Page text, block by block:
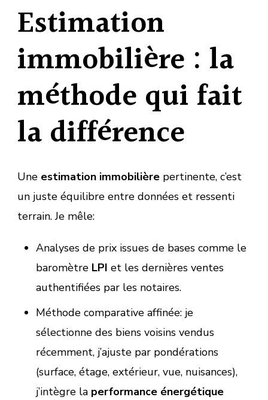
Estimation
immobilière : la
méthode qui fait
la différence
Une estimation immobilière pertinente, c’est
un juste équilibre entre données et ressenti
terrain. Je mêle:
Analyses de prix issues de bases comme le
baromètre LPI et les dernières ventes
authentifiées par les notaires.
Méthode comparative affinée: je
sélectionne des biens voisins vendus
récemment, j’ajuste par pondérations
(surface, étage, extérieur, vue, nuisances),
j’intègre la performance énergétique